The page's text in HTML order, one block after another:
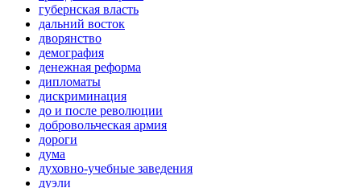
губернская власть
дальний восток
дворянство
демография
денежная реформа
дипломаты
дискриминация
до и после революции
добровольческая армия
дороги
дума
духовно-учебные заведения
дуэли